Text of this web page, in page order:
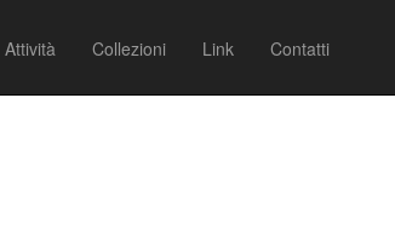
Attività Collezioni Link Contatti